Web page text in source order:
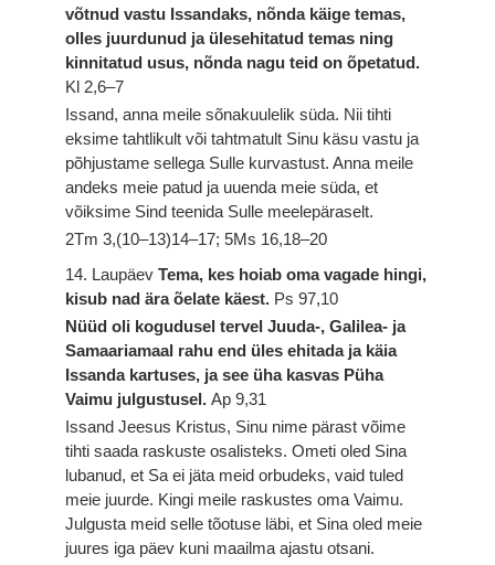
võtnud vastu Issandaks, nõnda käige temas,
olles juurdunud ja ülesehitatud temas ning
kinnitatud usus, nõnda nagu teid on õpetatud.
Kl 2,6–7
Issand, anna meile sõnakuulelik süda. Nii tihti
eksime tahtlikult või tahtmatult Sinu käsu vastu ja
põhjustame sellega Sulle kurvastust. Anna meile
andeks meie patud ja uuenda meie süda, et
võiksime Sind teenida Sulle meelepäraselt.
2Tm 3,(10–13)14–17; 5Ms 16,18–20
14. LaupäevTema, kes hoiab oma vagade hingi,
kisub nad ära õelate käest. Ps 97,10
Nüüd oli kogudusel tervel Juuda-, Galilea- ja
Samaariamaal rahu end üles ehitada ja käia
Issanda kartuses, ja see üha kasvas Püha
Vaimu julgustusel.Ap 9,31
Issand Jeesus Kristus, Sinu nime pärast võime
tihti saada raskuste osalisteks. Ometi oled Sina
lubanud, et Sa ei jäta meid orbudeks, vaid tuled
meie juurde. Kingi meile raskustes oma Vaimu.
Julgusta meid selle tõotuse läbi, et Sina oled meie
juures iga päev kuni maailma ajastu otsani.